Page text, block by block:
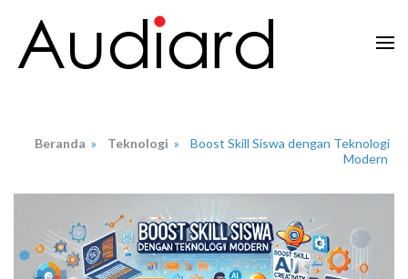
konten
Beranda » Teknologi »
Boost Skill Siswa dengan Teknologi
Modern